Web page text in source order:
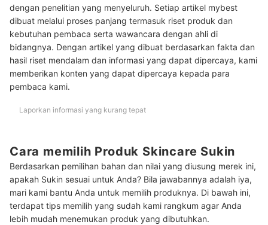
5
Gunakan skincare dengan kandungan Kakadu Plum yang
kaya vitamin C untuk mencerahkan kulit kusam
Peringkat Produk Skincare Sukin Terbaik
dengan penelitian yang menyeluruh. Setiap artikel mybest
dibuat melalui proses panjang termasuk riset produk dan
kebutuhan pembaca serta wawancara dengan ahli di
bidangnya. Dengan artikel yang dibuat berdasarkan fakta dan
hasil riset mendalam dan informasi yang dapat dipercaya, kami
memberikan konten yang dapat dipercaya kepada para
pembaca kami.
Laporkan informasi yang kurang tepat
Cara memilih Produk Skincare Sukin
Berdasarkan pemilihan bahan dan nilai yang diusung merek ini,
apakah Sukin sesuai untuk Anda? Bila jawabannya adalah iya,
mari kami bantu Anda untuk memilih produknya. Di bawah ini,
terdapat tips memilih yang sudah kami rangkum agar Anda
lebih mudah menemukan produk yang dibutuhkan.